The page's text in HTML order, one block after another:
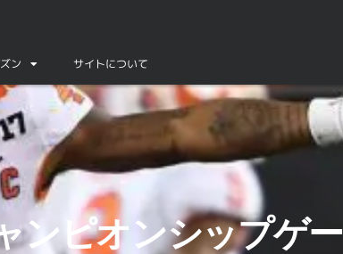
ン サイトについて
ンピオンシップゲー